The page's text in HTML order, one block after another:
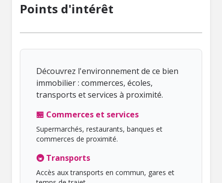
Points d'intérêt
Découvrez l'environnement de ce bien
immobilier : commerces, écoles,
transports et services à proximité.
🏪 Commerces et services
Supermarchés, restaurants, banques et
commerces de proximité.
🚇 Transports
Accès aux transports en commun, gares et